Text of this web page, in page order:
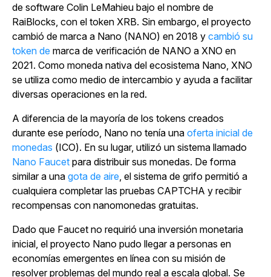
de software Colin LeMahieu bajo el nombre de
RaiBlocks, con el token XRB. Sin embargo, el proyecto
cambió de marca a Nano (NANO) en 2018 y cambió su
token de marca de verificación de NANO a XNO en
2021. Como moneda nativa del ecosistema Nano, XNO
se utiliza como medio de intercambio y ayuda a facilitar
diversas operaciones en la red.
A diferencia de la mayoría de los tokens creados
durante ese período, Nano no tenía una oferta inicial de
monedas (ICO). En su lugar, utilizó un sistema llamado
Nano Faucet para distribuir sus monedas. De forma
similar a una gota de aire, el sistema de grifo permitió a
cualquiera completar las pruebas CAPTCHA y recibir
recompensas con nanomonedas gratuitas.
Dado que Faucet no requirió una inversión monetaria
inicial, el proyecto Nano pudo llegar a personas en
economías emergentes en línea con su misión de
resolver problemas del mundo real a escala global. Se